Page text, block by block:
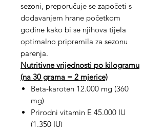
sezoni, preporučuje se započeti s
dodavanjem hrane početkom
godine kako bi se njihova tijela
optimalno pripremila za sezonu
parenja.
Nutritivne vrijednosti po kilogramu
(na 30 grama = 2 mjerice)
Beta-karoten 12.000 mg (360
mg)
Prirodni vitamin E 45.000 IU
(1.350 IU)